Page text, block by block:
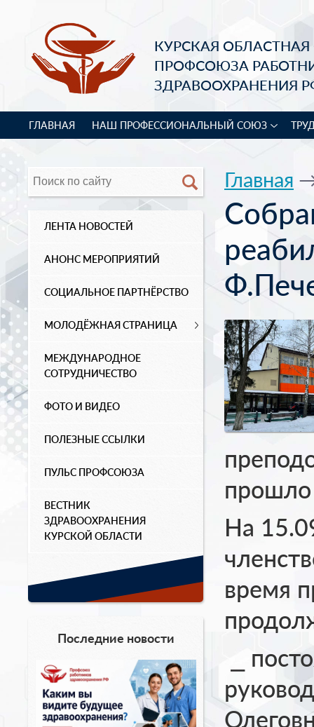
КУРСКАЯ
ПРОФСОЮЗА
ЗДРАВООХРАНЕНИЯ
ГЛАВНАЯ НАШ ПРОФЕССИОНАЛЬНЫЙ СОЮЗ
ЛЕНТА НОВОСТЕЙ
АНОНС МЕРОПРИЯТИЙ
СОЦИАЛЬНОЕ ПАРТНЁРСТВО
МОЛОДЁЖНАЯ СТРАНИЦА
МЕЖДУНАРОДНОЕ
СОТРУДНИЧЕСТВО
ФОТО И ВИДЕО
ПОЛЕЗНЫЕ ССЫЛКИ
ПУЛЬС ПРОФСОЮЗА
ВЕСТНИК
ЗДРАВООХРАНЕНИЯ
КУРСКОЙ ОБЛАСТИ
Последние новости
Главная
прошло
На
время
⎯